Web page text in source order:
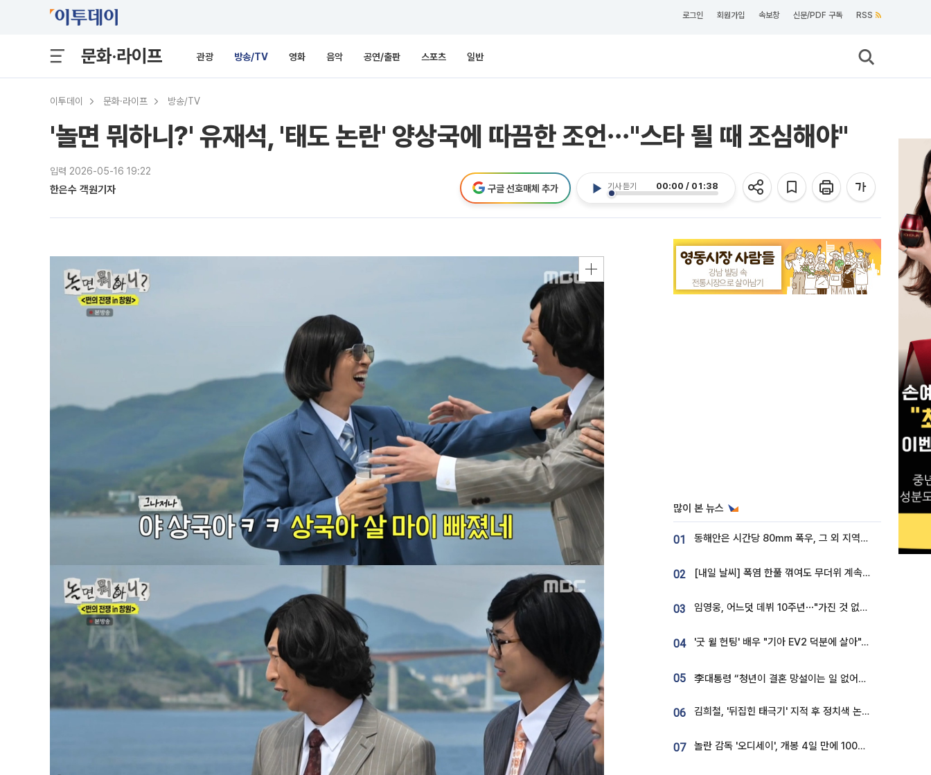
로그인 회원가입 속보창 신문/PDF 구독 RSS
문화·라이프 관광 방송/TV 영화 음악 공연/출판 스포츠 일반
이투데이 문화·라이프 방송/TV
'놀면 뭐하니?' 유재석, '태도 논란' 양상국에 따끔한 조언⋯"스타 될 때 조심해야"
입력 2026-05-16 19:22
한은수 객원기자 기사 듣기 00:00 / 01:38
구글 선호매체 추가
많이 본 뉴스
01 동해안은 시간당 80㎜ 폭우, 그 외 지역은 폭염…‘극과 극 날씨’
02 [내일 날씨] 폭염 한풀 꺾여도 무더위 계속⋯동해안 이틀 연속 비
03 임영웅, 어느덧 데뷔 10주년⋯"가진 것 없던 시절, 내 앞엔 20명의 팬뿐"
04 '굿 윌 헌팅' 배우 "기아 EV2 덕분에 살아"…교통사고 후 안전성 극찬
05 李대통령 “청년이 결혼 망설이는 일 없어야...제도상 불이익 조사”
06 김희철, '뒤집힌 태극기' 지적 후 정치색 논란…"좌우 떠나 우리나라 국기"
07 놀란 감독 '오디세이', 개봉 4일 만에 100만 돌파⋯'왕사남' 보다 빠르다